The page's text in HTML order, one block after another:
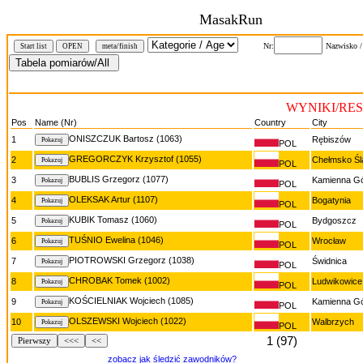
MasakRun
Start list OPEN meta/finish Nr: Nazwisko
WYNIKI/
Pos Name (Nr) Country
City
1
ONISZCZUK Bartosz (1063) POL Rębiszów
2 GREGORCZYK Krzysztof (1055) POL Chełmsko
3 BUBLIS Grzegorz (1077) POL Kamienna
4 OLEKSAK Artur (1107) POL Bogatynia
5 KUBIK Tomasz (1060) POL Bydgoszcz
6 TUŚNIO Ewelina (1046) POL Wrocław
7 PIOTROWSKI Grzegorz (1038) POL Świdnica
8 CHROBAK Tomek (1002) POL Ludwikowice
9 KOŚCIELNIAK Wojciech (1085) POL Kamienna
10 OLSZEWSKI Wojciech (1022) POL Walbrzych
Pierwszy <<< << 1 (97)
zobacz jak śledzić zawodników?